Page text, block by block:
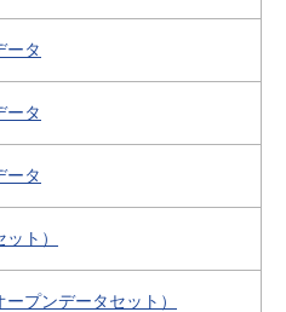
タ
タ
タ
ト）
プンデータセット）